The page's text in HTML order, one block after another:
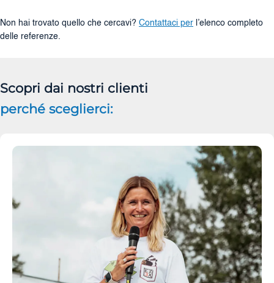
Non hai trovato quello che cercavi? Contattaci per l’elenco completo
delle referenze.
Scopri dai nostri clienti
perché sceglierci: